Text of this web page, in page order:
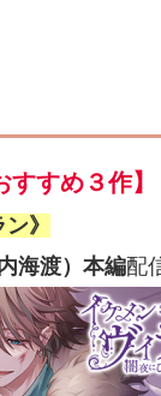
すすめ３作】
》
海渡）本編配